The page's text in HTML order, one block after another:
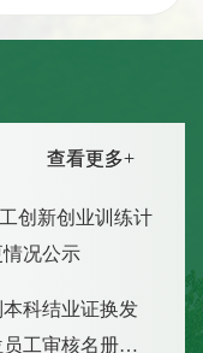
，营...
查看更多+
查看更多+
创新创业训练计
况公示
本科结业证换发
工审核名册公